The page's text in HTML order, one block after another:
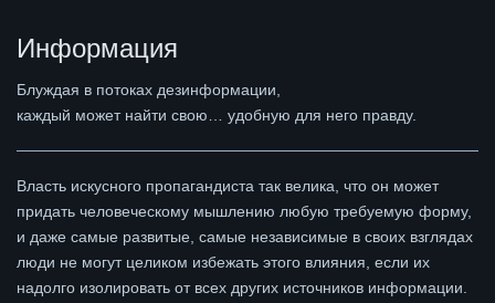
Информация
Блуждая в потоках дезинформации,
каждый может найти свою… удобную для него правду.
Власть искусного пропагандиста так велика, что он может
придать человеческому мышлению любую требуемую форму,
и даже самые развитые, самые независимые в своих взглядах
люди не могут целиком избежать этого влияния, если их
надолго изолировать от всех других источников информации.